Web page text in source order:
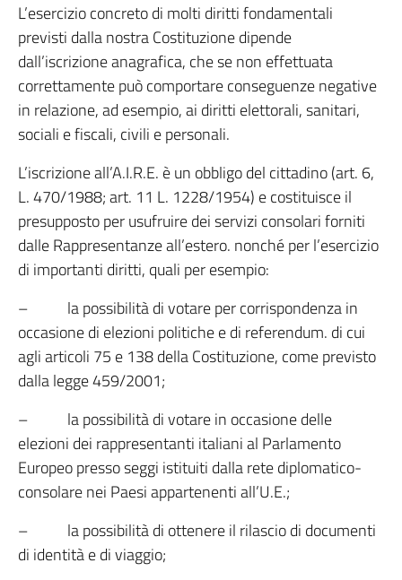
L’esercizio concreto di molti diritti fondamentali
previsti dalla nostra Costituzione dipende
dall’iscrizione anagrafica, che se non effettuata
correttamente può comportare conseguenze negative
in relazione, ad esempio, ai diritti elettorali, sanitari,
sociali e fiscali, civili e personali.
L’iscrizione all’A.I.R.E. è un obbligo del cittadino (art. 6,
L. 470/1988; art. 11 L. 1228/1954) e costituisce il
presupposto per usufruire dei servizi consolari forniti
dalle Rappresentanze all’estero. nonché per l’esercizio
di importanti diritti, quali per esempio:
– la possibilità di votare per corrispondenza in
occasione di elezioni politiche e di referendum. di cui
agli articoli 75 e 138 della Costituzione, come previsto
dalla legge 459/2001;
– la possibilità di votare in occasione delle
elezioni dei rappresentanti italiani al Parlamento
Europeo presso seggi istituiti dalla rete diplomatico-
consolare nei Paesi appartenenti all’U.E.;
– la possibilità di ottenere il rilascio di documenti
di identità e di viaggio;